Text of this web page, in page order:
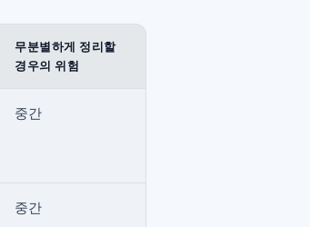
무분별하게 정리할
경우의 위험
중간
중간